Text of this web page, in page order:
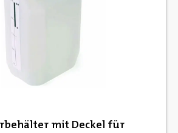
mit Deckel für